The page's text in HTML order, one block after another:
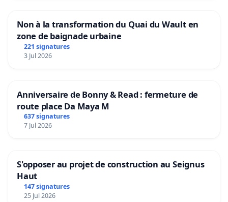
Non à la transformation du Quai du Wault en
zone de baignade urbaine
221 signatures
3 Jul 2026
Anniversaire de Bonny & Read : fermeture de
route place Da Maya M
637 signatures
7 Jul 2026
S'opposer au projet de construction au Seignus
Haut
147 signatures
25 Jul 2026